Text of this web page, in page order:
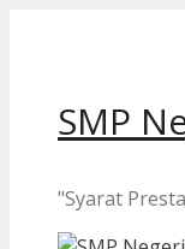
SMP
"Syarat